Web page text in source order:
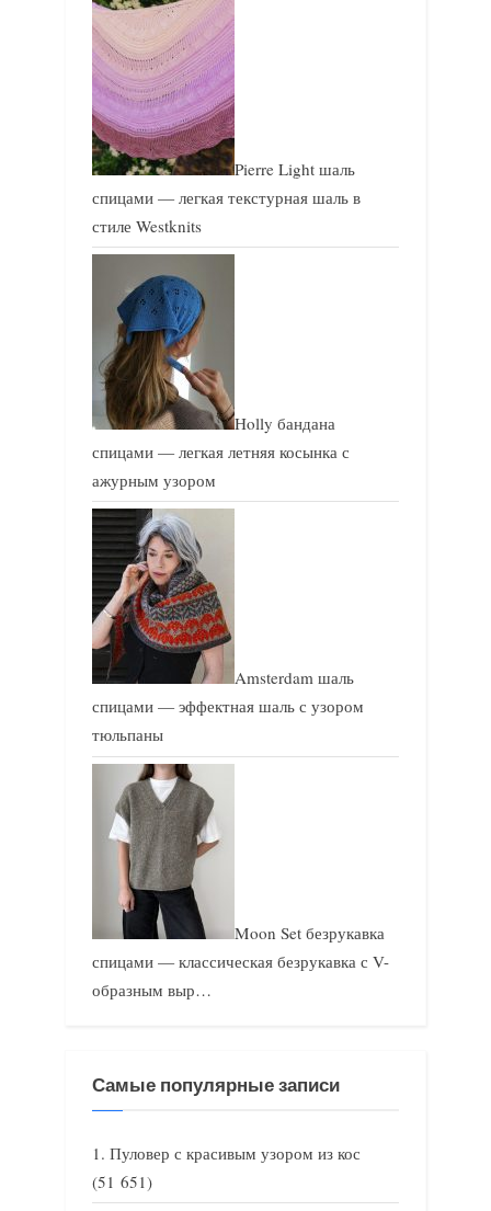
Pierre Light шаль
спицами — легкая текстурная шаль в
стиле Westknits
Holly бандана
спицами — легкая летняя косынка с
ажурным узором
Amsterdam шаль
спицами — эффектная шаль с узором
тюльпаны
Moon Set безрукавка
спицами — классическая безрукавка с V-
образным выр…
Самые популярные записи
Пуловер с красивым узором из кос
(51 651)